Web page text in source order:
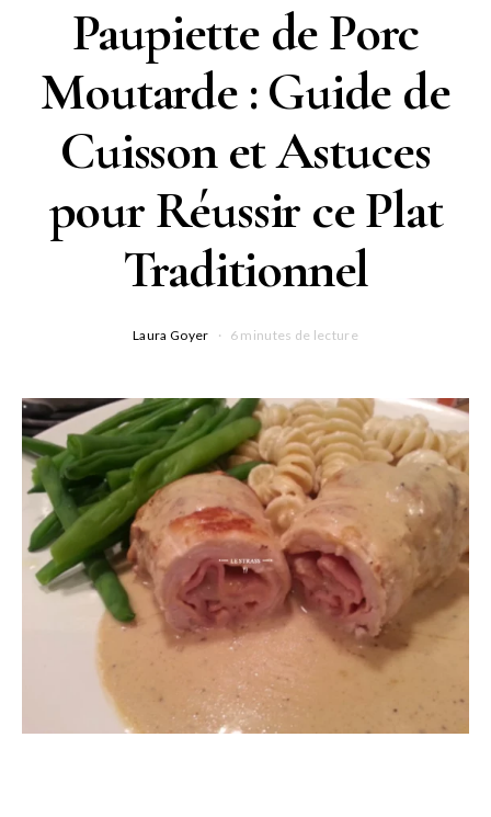
Paupiette de Porc
Moutarde : Guide de
Cuisson et Astuces
pour Réussir ce Plat
Traditionnel
Laura Goyer 6 minutes de lecture